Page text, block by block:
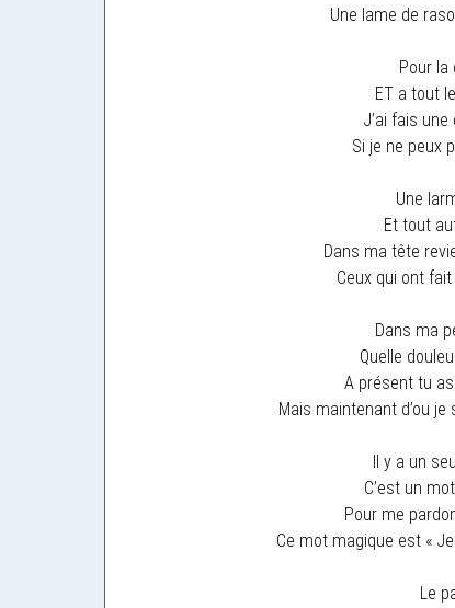
Une lame de
Pour la
ET a tout
J’ai fais
Si je ne peux
Une
Et tout
Dans ma tête
Ceux qui ont
Dans ma
Quelle
A présent tu
Mais maintenant d’ou
Il y a un
C’est un
Pour me
Ce mot magique est «
Le